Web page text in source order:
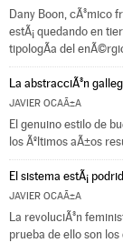
Dany Boon, cÃ³mico
estÃ¡ quedando en
tipologÃ­a del
La abstracciÃ³n
JAVIER OCAÃ±A
El genuino estilo de
los Ãºltimos aÃ±os
El sistema estÃ¡
JAVIER OCAÃ±A
La revoluciÃ³n
prueba de ello son